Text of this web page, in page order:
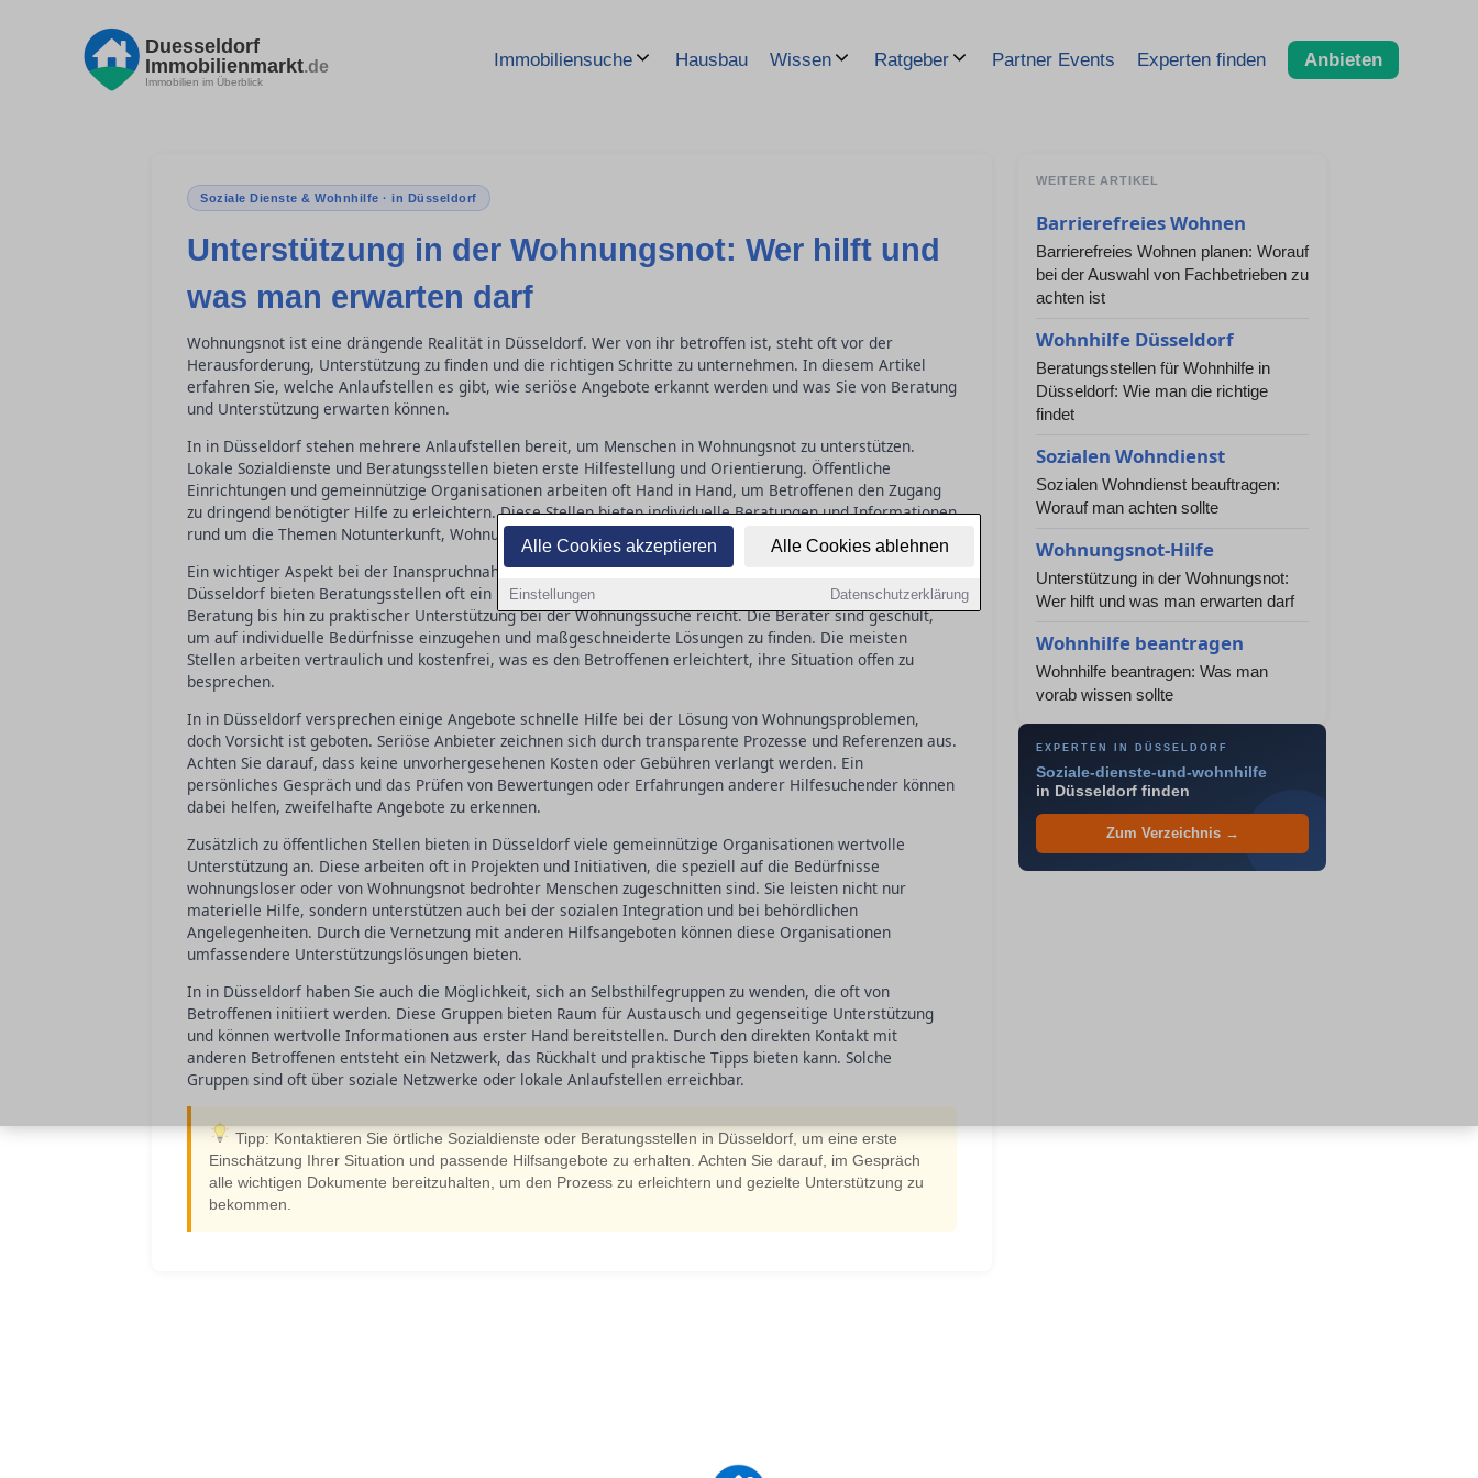
Alle Cookies akzeptieren Alle Cookies ablehnen
Einstellungen Datenschutzerklärung
Duesseldorf
Immobilienmarkt.de
Immobilien im Überblick
Immobiliensuche Hausbau Wissen Ratgeber Partner Events Experten finden Anbieten
Soziale Dienste & Wohnhilfe · in Düsseldorf
Unterstützung in der Wohnungsnot: Wer hilft und
was man erwarten darf
Wohnungsnot ist eine drängende Realität in Düsseldorf. Wer von ihr betroffen ist, steht oft vor der
Herausforderung, Unterstützung zu finden und die richtigen Schritte zu unternehmen. In diesem Artikel
erfahren Sie, welche Anlaufstellen es gibt, wie seriöse Angebote erkannt werden und was Sie von Beratung
und Unterstützung erwarten können.
In in Düsseldorf stehen mehrere Anlaufstellen bereit, um Menschen in Wohnungsnot zu unterstützen.
Lokale Sozialdienste und Beratungsstellen bieten erste Hilfestellung und Orientierung. Öffentliche
Einrichtungen und gemeinnützige Organisationen arbeiten oft Hand in Hand, um Betroffenen den Zugang
zu dringend benötigter Hilfe zu erleichtern. Diese Stellen bieten individuelle Beratungen und Informationen
rund um die Themen Notunterkunft, Wohnungsvermittlung und finanzielle Unterstützung.
Ein wichtiger Aspekt bei der Inanspruchnahme von Hilfe ist die Erwartung an die Beratung. In in
Düsseldorf bieten Beratungsstellen oft ein umfassendes Leistungsspektrum an, das von rechtlicher
Beratung bis hin zu praktischer Unterstützung bei der Wohnungssuche reicht. Die Berater sind geschult,
um auf individuelle Bedürfnisse einzugehen und maßgeschneiderte Lösungen zu finden. Die meisten
Stellen arbeiten vertraulich und kostenfrei, was es den Betroffenen erleichtert, ihre Situation offen zu
besprechen.
In in Düsseldorf versprechen einige Angebote schnelle Hilfe bei der Lösung von Wohnungsproblemen,
doch Vorsicht ist geboten. Seriöse Anbieter zeichnen sich durch transparente Prozesse und Referenzen aus.
Achten Sie darauf, dass keine unvorhergesehenen Kosten oder Gebühren verlangt werden. Ein
persönliches Gespräch und das Prüfen von Bewertungen oder Erfahrungen anderer Hilfesuchender können
dabei helfen, zweifelhafte Angebote zu erkennen.
Zusätzlich zu öffentlichen Stellen bieten in Düsseldorf viele gemeinnützige Organisationen wertvolle
Unterstützung an. Diese arbeiten oft in Projekten und Initiativen, die speziell auf die Bedürfnisse
wohnungsloser oder von Wohnungsnot bedrohter Menschen zugeschnitten sind. Sie leisten nicht nur
materielle Hilfe, sondern unterstützen auch bei der sozialen Integration und bei behördlichen
Angelegenheiten. Durch die Vernetzung mit anderen Hilfsangeboten können diese Organisationen
umfassendere Unterstützungslösungen bieten.
In in Düsseldorf haben Sie auch die Möglichkeit, sich an Selbsthilfegruppen zu wenden, die oft von
Betroffenen initiiert werden. Diese Gruppen bieten Raum für Austausch und gegenseitige Unterstützung
und können wertvolle Informationen aus erster Hand bereitstellen. Durch den direkten Kontakt mit
anderen Betroffenen entsteht ein Netzwerk, das Rückhalt und praktische Tipps bieten kann. Solche
Gruppen sind oft über soziale Netzwerke oder lokale Anlaufstellen erreichbar.
Tipp: Kontaktieren Sie örtliche Sozialdienste oder Beratungsstellen in Düsseldorf, um eine erste
Einschätzung Ihrer Situation und passende Hilfsangebote zu erhalten. Achten Sie darauf, im Gespräch
alle wichtigen Dokumente bereitzuhalten, um den Prozess zu erleichtern und gezielte Unterstützung zu
bekommen.
WEITERE ARTIKEL
Barrierefreies Wohnen
Barrierefreies Wohnen planen: Worauf
bei der Auswahl von Fachbetrieben zu
achten ist
Wohnhilfe Düsseldorf
Beratungsstellen für Wohnhilfe in
Düsseldorf: Wie man die richtige
findet
Sozialen Wohndienst
Sozialen Wohndienst beauftragen:
Worauf man achten sollte
Wohnungsnot-Hilfe
Unterstützung in der Wohnungsnot:
Wer hilft und was man erwarten darf
Wohnhilfe beantragen
Wohnhilfe beantragen: Was man
vorab wissen sollte
EXPERTEN IN DÜSSELDORF
Soziale-dienste-und-wohnhilfe
in Düsseldorf finden
Zum Verzeichnis →